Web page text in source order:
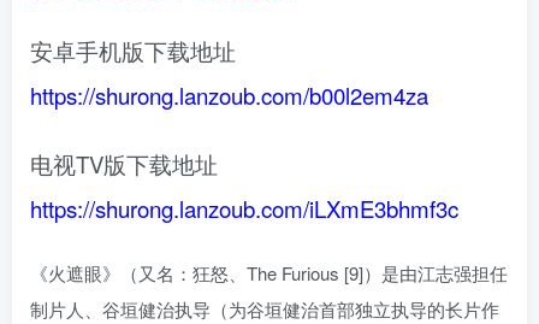
安卓手机版下载地址
https://shurong.lanzoub.com/b00l2em4za
电视TV版下载地址
https://shurong.lanzoub.com/iLXmE3bhmf3c
《火遮眼》（又名：狂怒、The Furious [9]）是由江志强担任
制片人、谷垣健治执导（为谷垣健治首部独立执导的长片作